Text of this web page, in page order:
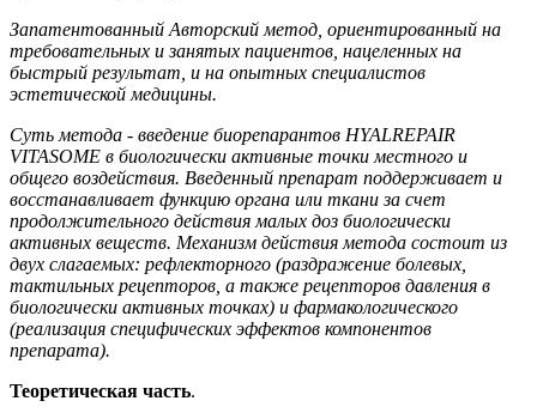
Запатентованный Авторский метод, ориентированный на
требовательных и занятых пациентов, нацеленных на
быстрый результат, и на опытных специалистов
эстетической медицины.
Суть метода - введение биорепарантов HYALREPAIR
VITASOME в биологически активные точки местного и
общего воздействия. Введенный препарат поддерживает и
восстанавливает функцию органа или ткани за счет
продолжительного действия малых доз биологически
активных веществ. Механизм действия метода состоит из
двух слагаемых: рефлекторного (раздражение болевых,
тактильных рецепторов, а также рецепторов давления в
биологически активных точках) и фармакологического
(реализация специфических эффектов компонентов
препарата).
Теоретическая часть.